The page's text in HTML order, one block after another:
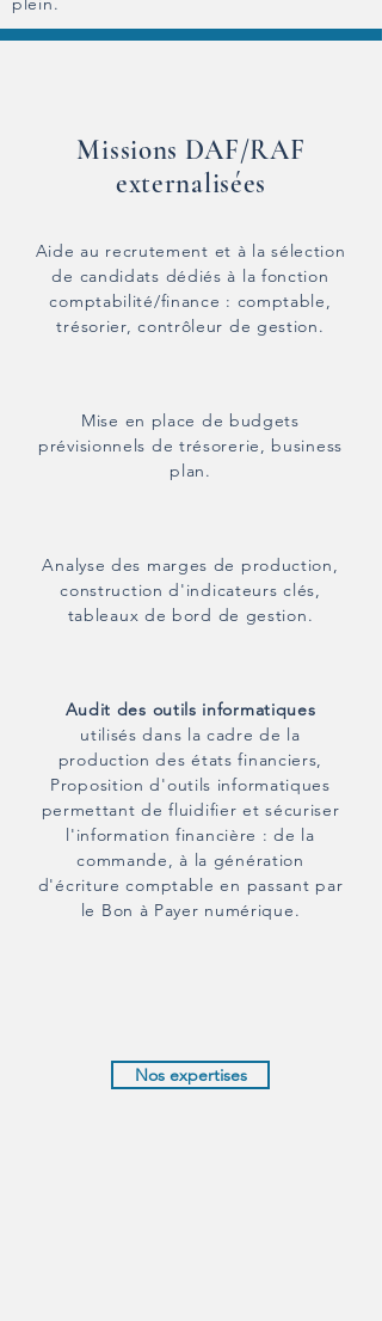
Missions DAF/RAF
externalisées
Aide au recrutement et à la sélection
de candidats dédiés à la fonction
comptabilité/finance : comptable,
trésorier, contrôleur de gestion.
Mise en place de budgets
prévisionnels de trésorerie, business
plan.
Analyse des marges de production,
construction d'indicateurs clés,
tableaux de bord de gestion.
Audit des outils informatiques
utilisés dans la cadre de la
production des états financiers,
Proposition d'outils informatiques
permettant de fluidifier et sécuriser
l'information financière : de la
commande, à la génération
d'écriture comptable en passant par
le Bon à Payer numérique.
Nos expertises